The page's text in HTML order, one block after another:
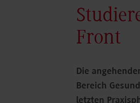
Front
Die
Bereich
letzten